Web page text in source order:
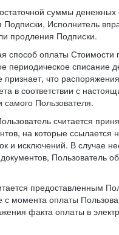
суммы денежных
Исполнитель
продления Подписки.
способ оплаты Стоимости
периодическое списание
признает, что
в соответствии с
Пользователя.
считается
на которые
и исключений. В случае
Пользователь
предоставленным
момента оплаты
факта оплаты в